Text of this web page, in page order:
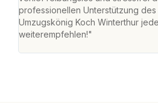
professionellen Unterstützung des
Umzugskönig Koch Winterthur
weiterempfehlen!"